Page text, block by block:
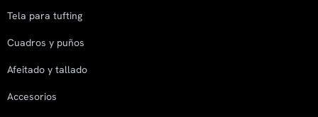
Tela para tufting
Cuadros y puños
Afeitado y tallado
Accesorios